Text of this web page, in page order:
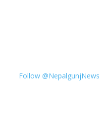
Follow @NepalgunjNews